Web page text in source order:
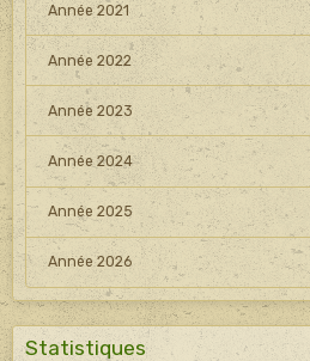
Année 2021
Année 2022
Année 2023
Année 2024
Année 2025
Année 2026
Statistiques